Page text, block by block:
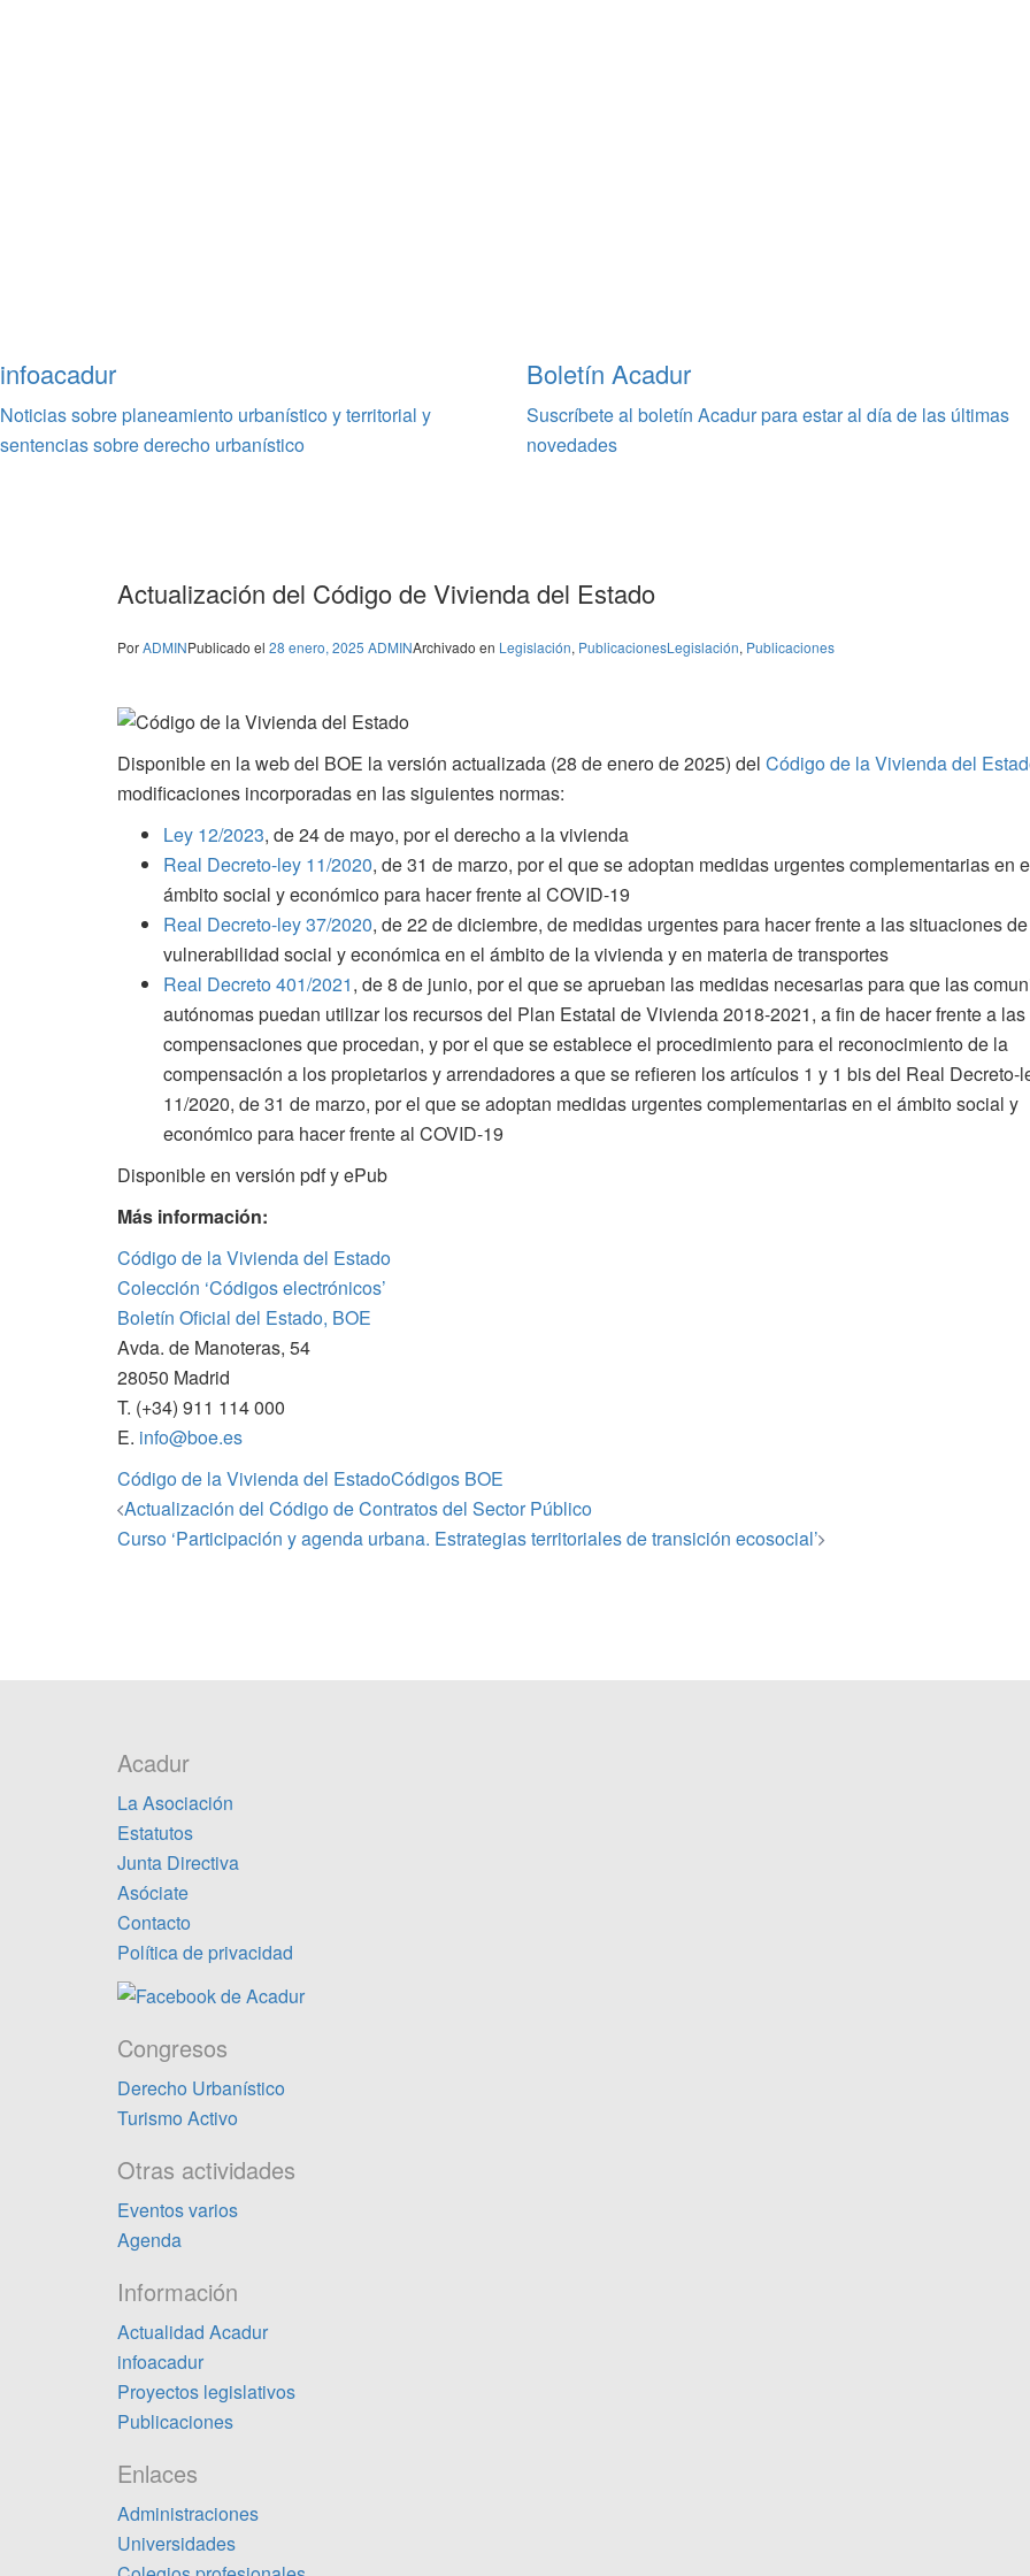
infoacadur
Noticias sobre planeamiento urbanístico y territorial y
sentencias sobre derecho urbanístico
Boletín Acadur
Suscríbete al boletín Acadur para estar al día de las últimas
novedades
Actualización del Código de Vivienda del Estado
PorADMINPublicado el 28 enero, 2025 ADMINArchivado en Legislación, PublicacionesLegislación, Publicaciones
Disponible en la web del BOE la versión actualizada (28 de enero de 2025) del Código de la Vivienda del
modificaciones incorporadas en las siguientes normas:
Ley 12/2023, de 24 de mayo, por el derecho a la vivienda
Real Decreto-ley 11/2020, de 31 de marzo, por el que se adoptan medidas urgentes complementarias en
ámbito social y económico para hacer frente al COVID-19
Real Decreto-ley 37/2020, de 22 de diciembre, de medidas urgentes para hacer frente a las situaciones de
vulnerabilidad social y económica en el ámbito de la vivienda y en materia de transportes
Real Decreto 401/2021, de 8 de junio, por el que se aprueban las medidas necesarias para que las
autónomas puedan utilizar los recursos del Plan Estatal de Vivienda 2018-2021, a fin de hacer frente a las
compensaciones que procedan, y por el que se establece el procedimiento para el reconocimiento de la
compensación a los propietarios y arrendadores a que se refieren los artículos 1 y 1 bis del Real Decreto-
11/2020, de 31 de marzo, por el que se adoptan medidas urgentes complementarias en el ámbito social y
económico para hacer frente al COVID-19
Disponible en versión pdf y ePub
Más información:
Código de la Vivienda del Estado
Colección ‘Códigos electrónicos’
Boletín Oficial del Estado, BOE
Avda. de Manoteras, 54
28050 Madrid
T. (+34) 911 114 000
E. info@boe.es
Código de la Vivienda del EstadoCódigos BOE
Navegación
de
Actualización del Código de Contratos del Sector Público
Curso ‘Participación y agenda urbana. Estrategias territoriales de transición ecosocial’
Acadur
La Asociación
Estatutos
Junta Directiva
Asóciate
Contacto
Política de privacidad
Congresos
Derecho Urbanístico
Turismo Activo
Otras actividades
Eventos varios
Agenda
Información
Actualidad Acadur
infoacadur
Proyectos legislativos
Publicaciones
Enlaces
Administraciones
Universidades